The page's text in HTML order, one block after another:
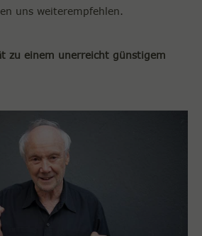
uns weiterempfehlen.
zu einem unerreicht günstigem